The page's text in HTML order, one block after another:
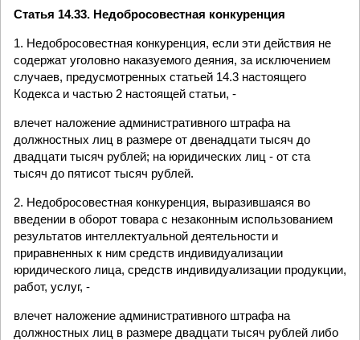
Статья 14.33. Недобросовестная конкуренция
1. Недобросовестная конкуренция, если эти действия не
содержат уголовно наказуемого деяния, за исключением
случаев, предусмотренных статьей 14.3 настоящего
Кодекса и частью 2 настоящей статьи, -
влечет наложение административного штрафа на
должностных лиц в размере от двенадцати тысяч до
двадцати тысяч рублей; на юридических лиц - от ста
тысяч до пятисот тысяч рублей.
2. Недобросовестная конкуренция, выразившаяся во
введении в оборот товара с незаконным использованием
результатов интеллектуальной деятельности и
приравненных к ним средств индивидуализации
юридического лица, средств индивидуализации продукции,
работ, услуг, -
влечет наложение административного штрафа на
должностных лиц в размере двадцати тысяч рублей либо